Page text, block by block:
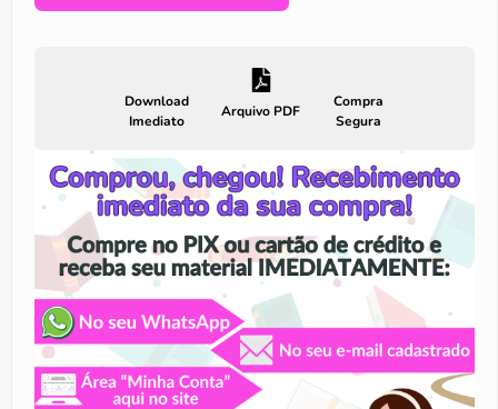
Download
Imediato
Arquivo PDF
Compra
Segura